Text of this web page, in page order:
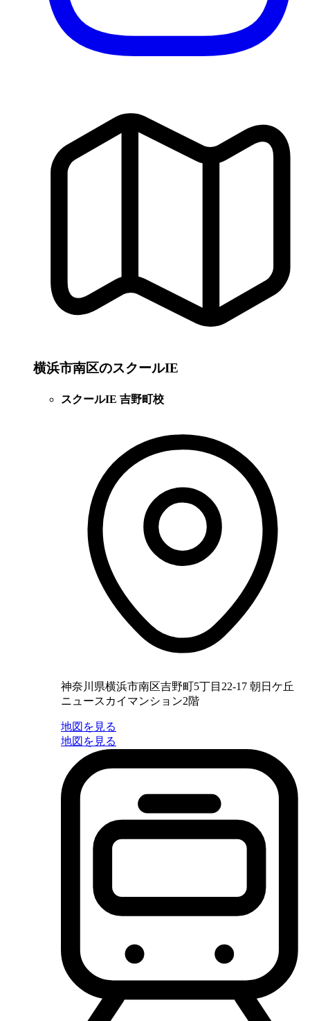
横浜市南区のスクールIE
スクールIE 吉野町校
神奈川県横浜市南区吉野町5丁目22-17 朝日ケ丘
ニュースカイマンション2階
地図を見る
地図を見る